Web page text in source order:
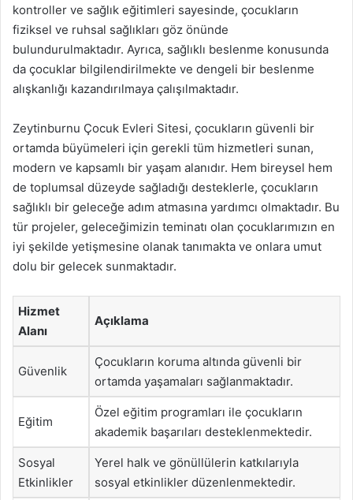
kontroller ve sağlık eğitimleri sayesinde, çocukların
fiziksel ve ruhsal sağlıkları göz önünde
bulundurulmaktadır. Ayrıca, sağlıklı beslenme konusunda
da çocuklar bilgilendirilmekte ve dengeli bir beslenme
alışkanlığı kazandırılmaya çalışılmaktadır.
Zeytinburnu Çocuk Evleri Sitesi, çocukların güvenli bir
ortamda büyümeleri için gerekli tüm hizmetleri sunan,
modern ve kapsamlı bir yaşam alanıdır. Hem bireysel hem
de toplumsal düzeyde sağladığı desteklerle, çocukların
sağlıklı bir geleceğe adım atmasına yardımcı olmaktadır. Bu
tür projeler, geleceğimizin teminatı olan çocuklarımızın en
iyi şekilde yetişmesine olanak tanımakta ve onlara umut
dolu bir gelecek sunmaktadır.
Hizmet
Alanı
Açıklama
Güvenlik
Çocukların koruma altında güvenli bir
ortamda yaşamaları sağlanmaktadır.
Eğitim
Özel eğitim programları ile çocukların
akademik başarıları desteklenmektedir.
Sosyal
Etkinlikler
Yerel halk ve gönüllülerin katkılarıyla
sosyal etkinlikler düzenlenmektedir.